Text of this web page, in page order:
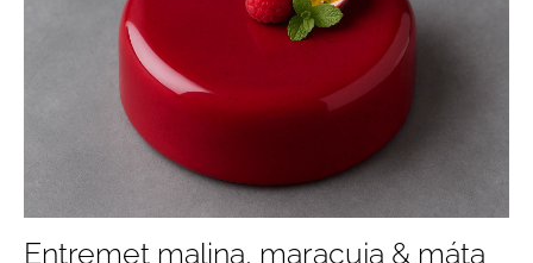
Entremet malina, maracuja & máta